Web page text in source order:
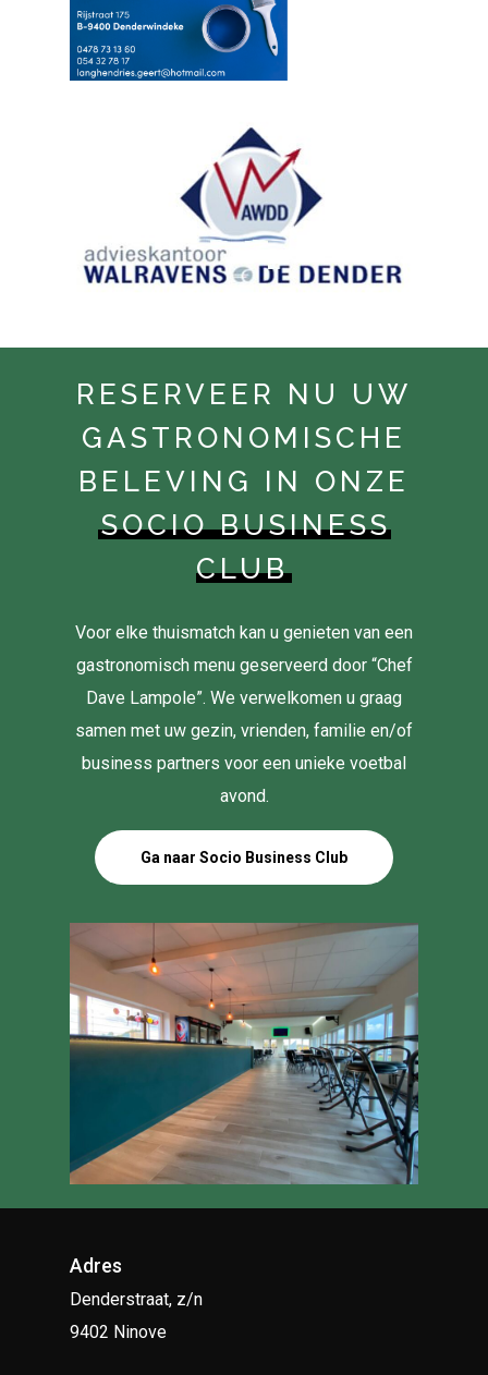
RESERVEER NU UW
GASTRONOMISCHE
BELEVING IN ONZE
SOCIO BUSINESS
CLUB
Voor elke thuismatch kan u genieten van een
gastronomisch menu geserveerd door “Chef
Dave Lampole”. We verwelkomen u graag
samen met uw gezin, vrienden, familie en/of
business partners voor een unieke voetbal
avond.
Ga naar Socio Business Club
Adres
Denderstraat, z/n
9402 Ninove